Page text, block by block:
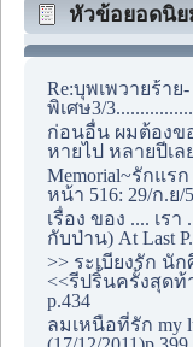
หัวข้อยอดนิย
Re:บุพเพวายร้าย-
พิเศษ3/
ก่อนอื่น ผมต้องข
หายไป หลายปีเล
Memorial~รักแร
หน้า 516: 29/ก.ย/
เรื่อง ของ .... เรา
กับป่าน) At Last
>> ระเบียงรัก นั
<<รีปริ้นครั้งสุดท้
p.434
ลมเหนือที่รัก my